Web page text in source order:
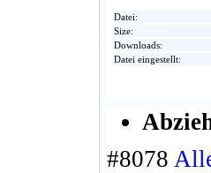
Datei:
Size:
Downloads:
Datei eingestellt:
#8078